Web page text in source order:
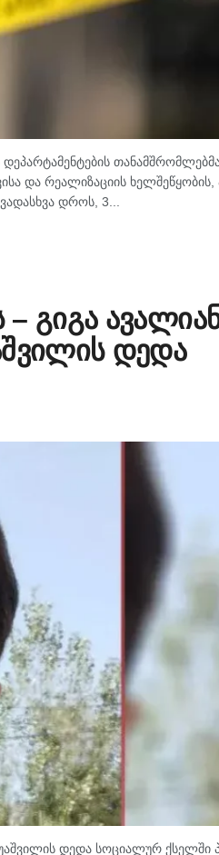
და რეალიზაციის ხელშეწყობის,
დროს, 3...
გიგა
დედა
დედა სოციალურ ქსელში